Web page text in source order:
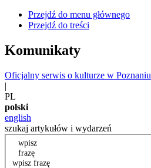
Przejdź do menu głównego
Przejdź do treści
Komunikaty
Oficjalny serwis o kulturze w Poznaniu
|
PL
polski
english
szukaj artykułów i wydarzeń
wpisz
frazę
wpisz frazę